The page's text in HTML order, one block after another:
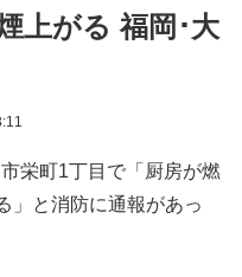
上がる 福岡･大
栄町1丁目で「厨房が燃
」と消防に通報があっ